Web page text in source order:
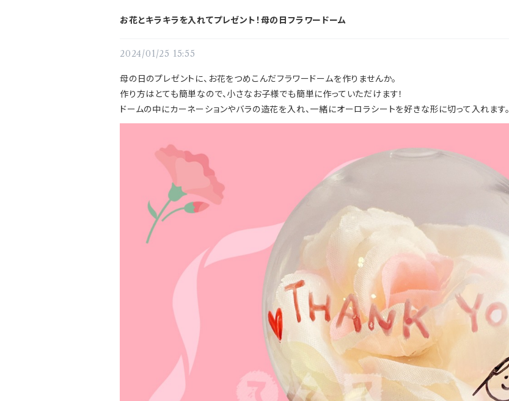
お花とキラキラを入れてプレゼント！母の日フラワードーム
2024/01/25 15:55
母の日のプレゼントに、お花をつめこんだフラワードームを作りませんか。
作り方はとても簡単なので、小さなお子様でも簡単に作っていただけます！
ドームの中にカーネーションやバラの造花を入れ、一緒にオーロラシートを好きな形に切って入れます。